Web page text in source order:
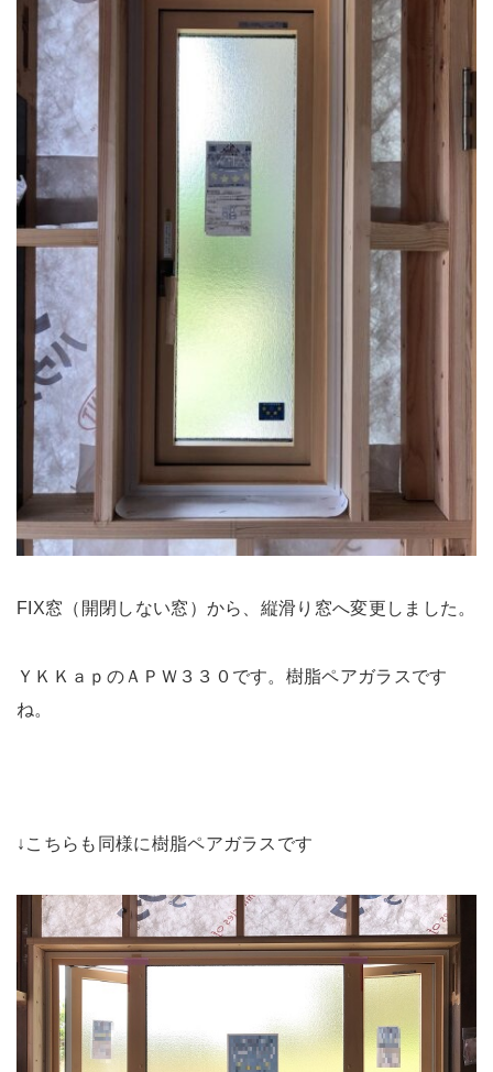
FIX窓（開閉しない窓）から、縦滑り窓へ変更しました。
ＹＫＫａｐのＡＰＷ３３０です。樹脂ペアガラスです
ね。
↓こちらも同様に樹脂ペアガラスです